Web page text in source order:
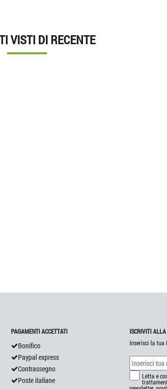
VISTI DI RECENTE
PAGAMENTI ACCETTATI
Bonifico
Paypal express
Contrassegno
Poste italiane
ISCRIVITI
Inserisci la tua
Letta e